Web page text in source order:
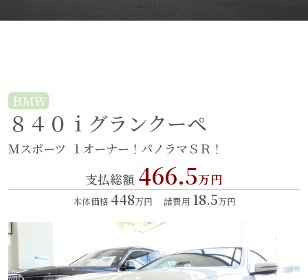
ＢＭＷ
８４０ｉグランクーペ
Ｍスポーツ １オーナー！パノラマＳＲ！
支払総額 466.5万円
本体価格 448万円 諸費用 18.5万円